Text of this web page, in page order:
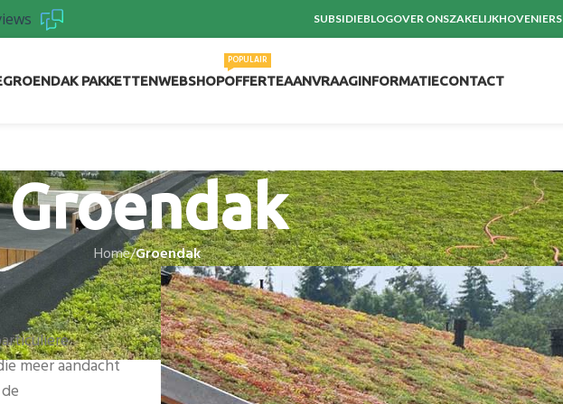
SUBSIDIEBLOGOVER ONSZAKELIJKHOVENIERS
GROENDAK PAKKETTENWEBSHOPOFFERTEAANVRAAG
POPULAIR
INFORMATIECONTACT
Groendak
Home/Groendak
meer aandacht